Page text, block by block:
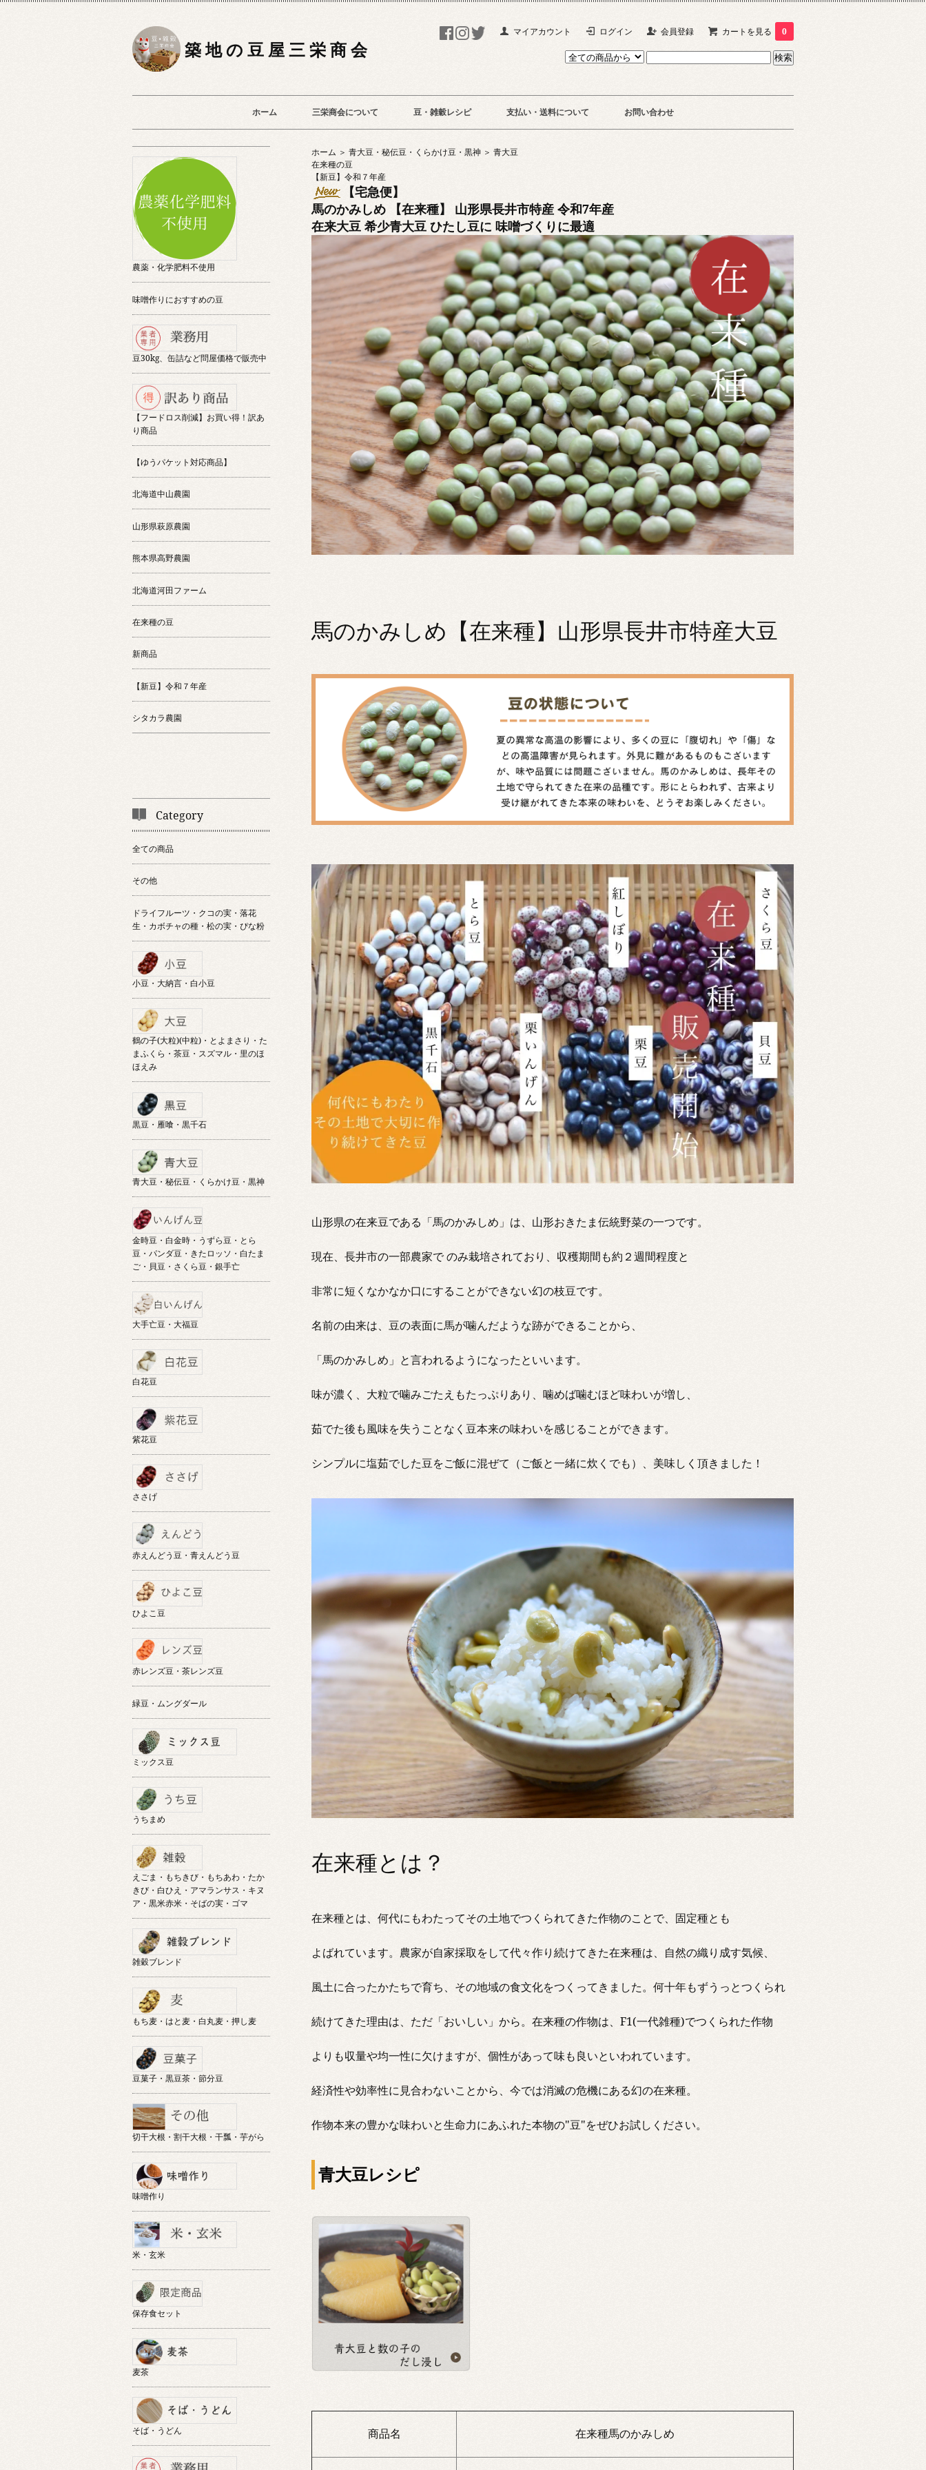
マイアカウント ログイン 会員登録 カートを見る 0
築 地 の 豆 屋 三 栄 商 会
ホーム 三栄商会について 豆・雑穀レシピ 支払い・送料について お問い合わせ
ホーム ＞ 青大豆・秘伝豆・くらかけ豆・黒神 ＞ 青大豆
在来種の豆
【新豆】令和７年産
【宅急便】
馬のかみしめ 【在来種】 山形県長井市特産 令和7年産
在来大豆 希少青大豆 ひたし豆に 味噌づくりに最適
馬のかみしめ【在来種】山形県長井市特産大豆
山形県の在来豆である「馬のかみしめ」は、山形おきたま伝統野菜の一つです。
現在、長井市の一部農家で のみ栽培されており、収穫期間も約２週間程度と
非常に短くなかなか口にすることができない幻の枝豆です。
名前の由来は、豆の表面に馬が噛んだような跡ができることから、
「馬のかみしめ」と言われるようになったといいます。
味が濃く、大粒で噛みごたえもたっぷりあり、噛めば噛むほど味わいが増し、
茹でた後も風味を失うことなく豆本来の味わいを感じることができます。
シンプルに塩茹でした豆をご飯に混ぜて（ご飯と一緒に炊くでも）、美味しく頂きました！
在来種とは？
在来種とは、何代にもわたってその土地でつくられてきた作物のことで、固定種とも
よばれています。農家が自家採取をして代々作り続けてきた在来種は、自然の織り成す気候、
風土に合ったかたちで育ち、その地域の食文化をつくってきました。何十年もずうっとつくられ
続けてきた理由は、ただ「おいしい」から。在来種の作物は、F1(一代雑種)でつくられた作物
よりも収量や均一性に欠けますが、個性があって味も良いといわれています。
経済性や効率性に見合わないことから、今では消滅の危機にある幻の在来種。
作物本来の豊かな味わいと生命力にあふれた本物の"豆"をぜひお試しください。
青大豆レシピ
商品名 在来種馬のかみしめ
農薬・化学肥料不使用
味噌作りにおすすめの豆
豆30kg、缶詰など問屋価格で販売中
【フードロス削減】お買い得！訳あ
り商品
【ゆうパケット対応商品】
北海道中山農園
山形県萩原農園
熊本県高野農園
北海道河田ファーム
在来種の豆
新商品
【新豆】令和７年産
シタカラ農園
Category
全ての商品
その他
ドライフルーツ・クコの実・落花
生・カボチャの種・松の実・ぴな粉
小豆・大納言・白小豆
鶴の子(大粒)(中粒)・とよまさり・た
まふくら・茶豆・スズマル・里のほ
ほえみ
黒豆・雁喰・黒千石
青大豆・秘伝豆・くらかけ豆・黒神
金時豆・白金時・うずら豆・とら
豆・パンダ豆・きたロッソ・白たま
ご・貝豆・さくら豆・銀手亡
大手亡豆・大福豆
白花豆
紫花豆
ささげ
赤えんどう豆・青えんどう豆
ひよこ豆
赤レンズ豆・茶レンズ豆
緑豆・ムングダール
ミックス豆
うちまめ
えごま・もちきび・もちあわ・たか
きび・白ひえ・アマランサス・キヌ
ア・黒米赤米・そばの実・ゴマ
雑穀ブレンド
もち麦・はと麦・白丸麦・押し麦
豆菓子・黒豆茶・節分豆
切干大根・割干大根・干瓢・芋がら
味噌作り
米・玄米
保存食セット
麦茶
そば・うどん